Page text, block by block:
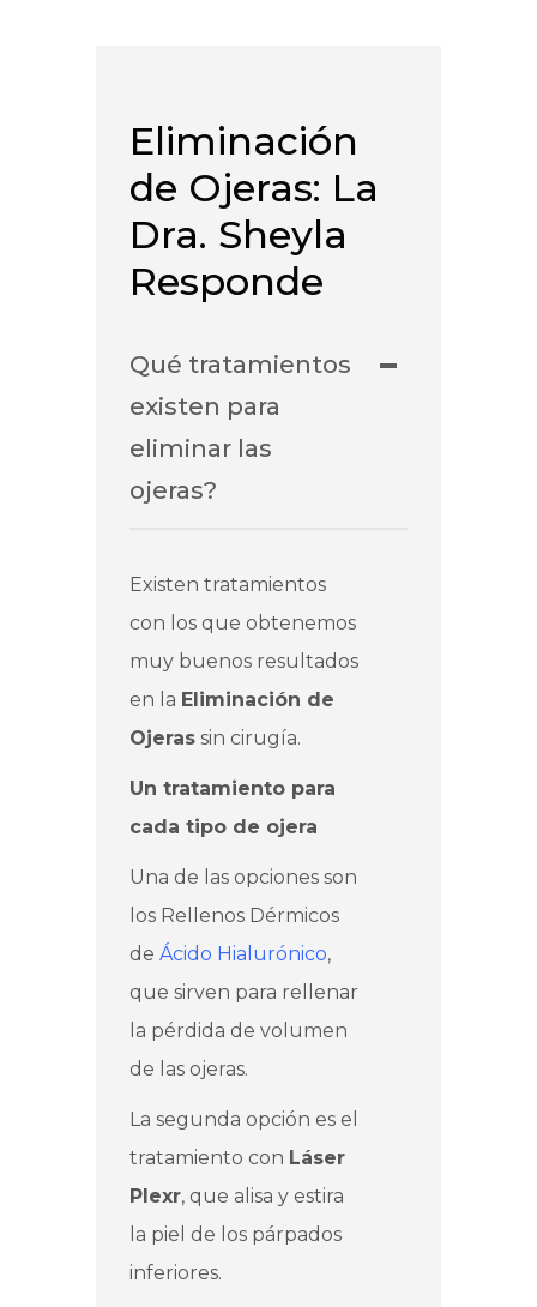
Eliminación
de Ojeras: La
Dra. Sheyla
Responde
Qué tratamientos
existen para
eliminar las
ojeras?
Existen tratamientos
con los que obtenemos
muy buenos resultados
en la Eliminación de
Ojeras sin cirugía.
Un tratamiento para
cada tipo de ojera
Una de las opciones son
los Rellenos Dérmicos
deÁcido Hialurónico,
que sirven para rellenar
la pérdida de volumen
de las ojeras.
La segunda opción es el
tratamiento con Láser
Plexr, que alisa y estira
la piel de los párpados
inferiores.